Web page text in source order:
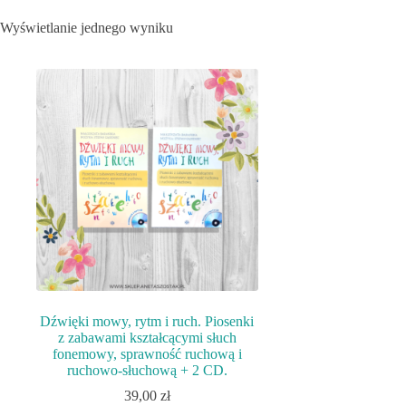
Wyświetlanie jednego wyniku
Dźwięki mowy, rytm i ruch. Piosenki
z zabawami kształcącymi słuch
fonemowy, sprawność ruchową i
ruchowo-słuchową + 2 CD.
39,00 zł